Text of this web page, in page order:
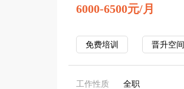
6000-6500元/月
免费培训 晋升空间
工作性质 全职